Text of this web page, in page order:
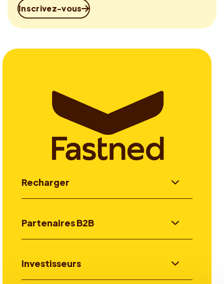
Inscrivez-vous
Recharger
Partenaires B2B
Investisseurs